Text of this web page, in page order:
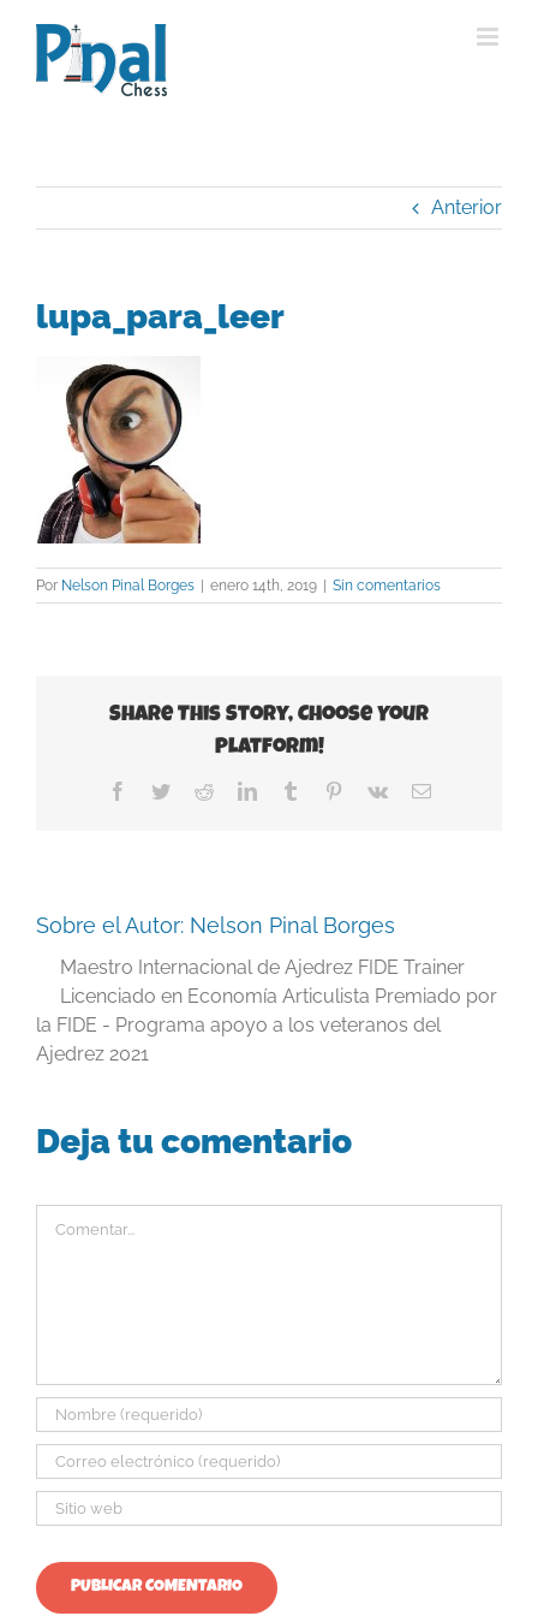
contenido
Anterior
lupa_para_leer
Por Nelson Pinal Borges | enero 14th, 2019 | Sin comentarios
Share This Story, Choose Your
Platform!
Facebook
TwitterRedditLinkedInTumblr Pinterest
Vk
Correo
Sobre el Autor: Nelson Pinal Borges
Maestro Internacional de Ajedrez FIDE Trainer
Licenciado en Economía Articulista Premiado por
la FIDE - Programa apoyo a los veteranos del
Ajedrez 2021
Deja tu comentario